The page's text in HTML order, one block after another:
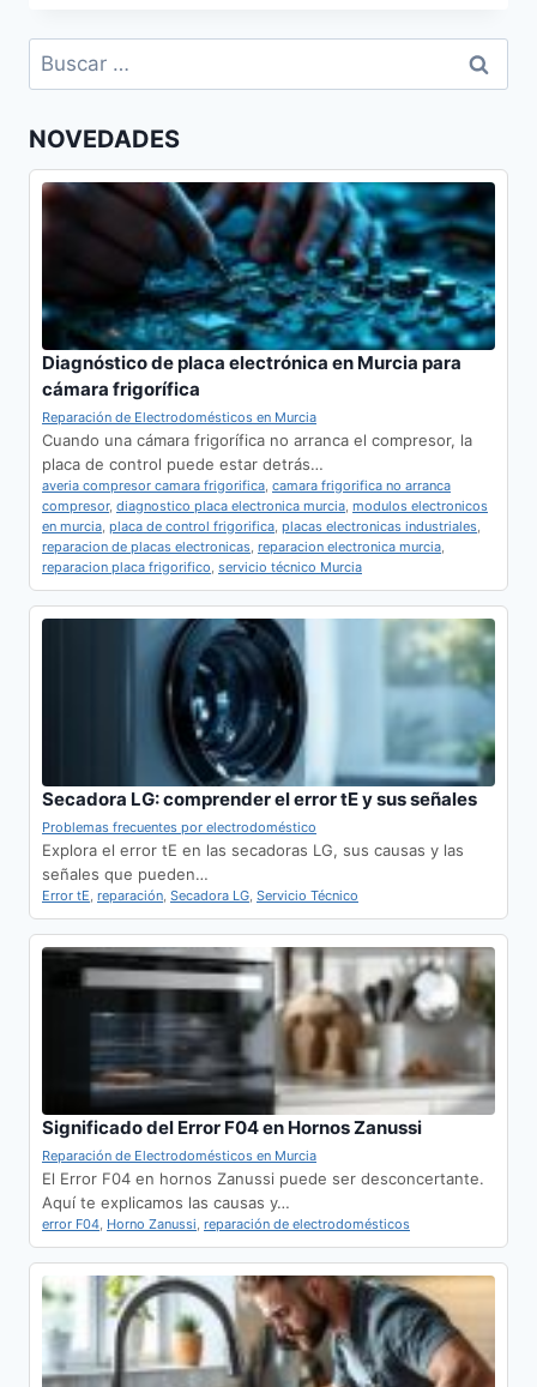
EN
DE
Buscar:
NOVEDADES
Diagnóstico de placa electrónica en Murcia para
cámara frigorífica
Reparación de Electrodomésticos en Murcia
Cuando una cámara frigorífica no arranca el compresor, la
placa de control puede estar detrás…
averia compresor camara frigorifica camara frigorifica no arranca
compresor, diagnostico placa electronica murcia modulos electronicos
en murcia placa de control frigorifica placas electronicas industriales
reparacion de placas electronicas reparacion electronica murcia
reparacion placa frigorifico servicio técnico Murcia
Secadora LG: comprender el error tE y sus señales
Problemas frecuentes por electrodoméstico
Explora el error tE en las secadoras LG, sus causas y las
señales que pueden…
Error tE reparación Secadora LG Servicio Técnico
Significado del Error F04 en Hornos Zanussi
Reparación de Electrodomésticos en Murcia
El Error F04 en hornos Zanussi puede ser desconcertante.
Aquí te explicamos las causas y…
error F04 Horno Zanussi reparación de electrodomésticos